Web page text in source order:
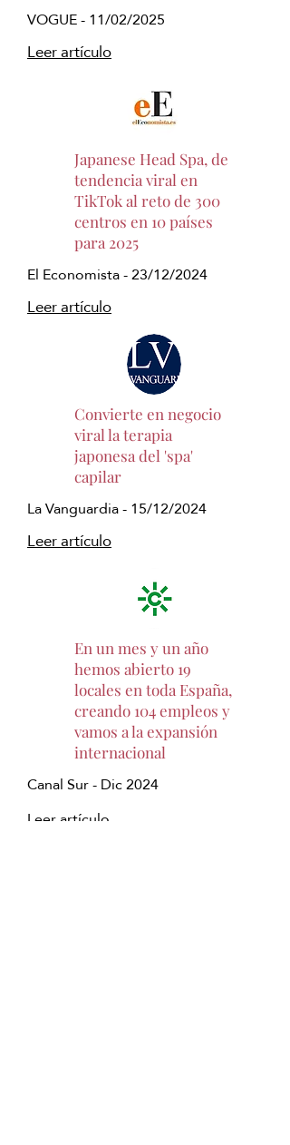
VOGUE - 11/02/2025
Leer artículo
Japanese Head Spa, de
tendencia viral en
TikTok al reto de 300
centros en 10 países
para 2025
El Economista - 23/12/2024
Leer artículo
Convierte en negocio
viral la terapia
japonesa del 'spa'
capilar
La Vanguardia - 15/12/2024
Leer artículo
En un mes y un año
hemos abierto 19
locales en toda España,
creando 104 empleos y
vamos a la expansión
internacional
Canal Sur - Dic 2024
Leer artículo